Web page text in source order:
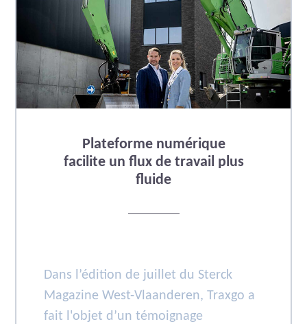
Plateforme numérique
facilite un flux de travail plus
fluide
Dans l’édition de juillet du Sterck
Magazine West-Vlaanderen, Traxgo a
fait l'objet d’un témoignage